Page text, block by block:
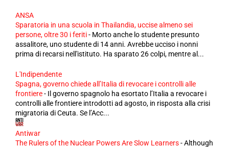
ANSA
Sparatoria in una scuola in Thailandia, uccise almeno sei
persone, oltre 30 i feriti- Morto anche lo studente presunto
assalitore, uno studente di 14 anni. Avrebbe ucciso i nonni
prima di recarsi nell'istituto. Ha sparato 26 colpi, mentre al...
L'Indipendente
Spagna, governo chiede all’Italia di revocare i controlli alle
frontiere- Il governo spagnolo ha esortato l’Italia a revocare i
controlli alle frontiere introdotti ad agosto, in risposta alla crisi
migratoria di Ceuta. Se l’Acc...
Antiwar
The Rulers of the Nuclear Powers Are Slow Learners-Although